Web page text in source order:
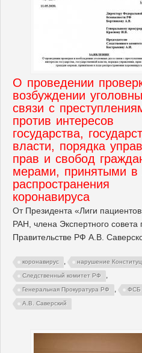
О проведении
возбуждении
связи с
против интересов
государства,
власти, порядка
прав и свобод
мерами, принятыми в
распространения
коронавируса
От Президента «Лиги
РАН, члена Экспертного совета
Правительстве РФ А.В.
коронавирус , нарушение
Следственный комитет РФ ,
Генеральная Прокуратура РФ , ФСБ
А.В. Саверский